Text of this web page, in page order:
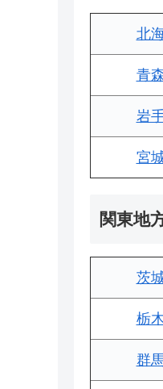
北
青
岩
宮
関東地
茨
栃
群